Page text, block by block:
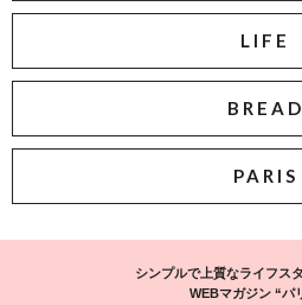
LIFE
BREAD
PARIS
シンプルで上質なライフス
WEBマガジン “パ